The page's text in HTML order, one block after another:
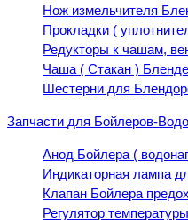
Нож измельчителя
Прокладки (
Редукторы к чашам,
Чаша ( Стакан )
Шестерни для
Запчасти для Бойлеров-
Анод Бойлера (
Индикаторная лампа
Клапан Бойлера
Регулятор